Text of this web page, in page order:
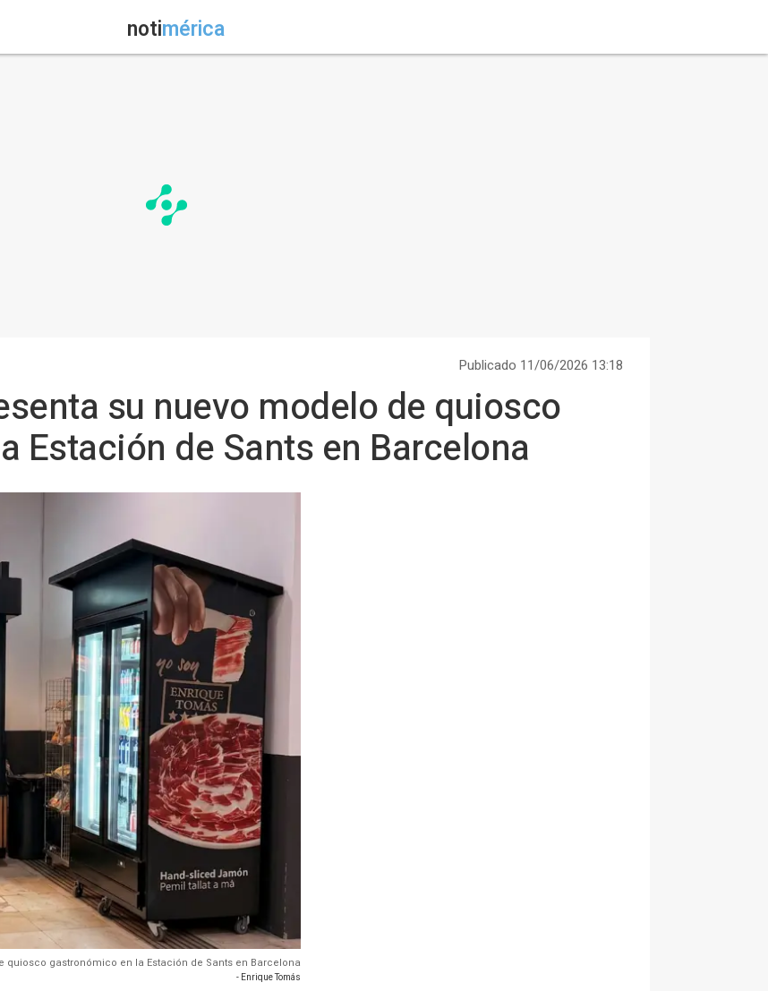
notimérica
Publicado 11/06/2026 13:18
su nuevo modelo de quiosco
Estación de Sants en Barcelona
quiosco gastronómico en la Estación de Sants en Barcelona
- Enrique Tomás